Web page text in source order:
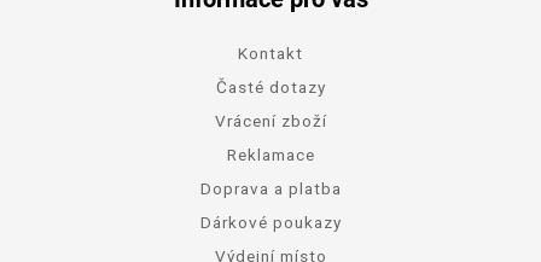
Kontakt
Časté dotazy
Vrácení zboží
Reklamace
Doprava a platba
Dárkové poukazy
Výdejní místo